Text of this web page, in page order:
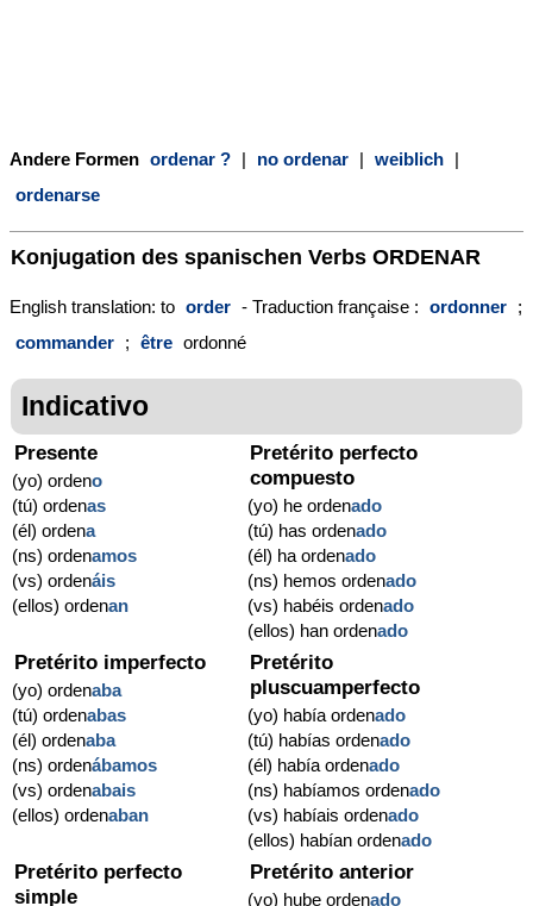
Andere Formen ordenar ? | no ordenar | weiblich |
ordenarse
Konjugation des spanischen Verbs ORDENAR
English translation: to order - Traduction française : ordonner ;
commander ; être ordonné
Indicativo
Presente
(yo) ordeno
(tú) ordenas
(él) ordena
(ns) ordenamos
(vs) ordenáis
(ellos) ordenan
Pretérito perfecto
compuesto
(yo) he ordenado
(tú) has ordenado
(él) ha ordenado
(ns) hemos ordenado
(vs) habéis ordenado
(ellos) han ordenado
Pretérito imperfecto
(yo) ordenaba
(tú) ordenabas
(él) ordenaba
(ns) ordenábamos
(vs) ordenabais
(ellos) ordenaban
Pretérito
pluscuamperfecto
(yo) había ordenado
(tú) habías ordenado
(él) había ordenado
(ns) habíamos ordenado
(vs) habíais ordenado
(ellos) habían ordenado
Pretérito perfecto
simple
Pretérito anterior
(yo) hube ordenado